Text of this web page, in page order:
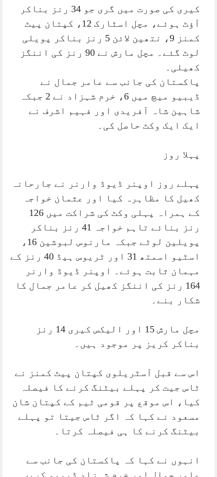
کیری کی صورت میں گری جو 34 رنز بناکر
آؤٹ ہوئے، مچل اسٹارک 12، کپتان پیٹ
کمنز 9، نتھین لائن 5 رنز بناکر پویلی
لوٹ گئے۔ مچل مارش نے 90 رنز کی اننگز
کھیلی۔
پاکستان کی جانب سے عامر جمال نے
ڈیبیو میچ میں 6، خرم شہزاد نے 2 جبکہ
شاہین شاہ آفریدی اور فہیم اشرف نے
ایک ایک وکٹ حاصل کی۔
پہلا روز
پہلے روز اوپنر ڈیوڈ وارنر نے جارحانہ
کھیل کا مظاہرہ کیا اور عثمان خواجہ
کے ہمراہ پہلی وکٹ کی شراکت میں 126
رنز بنائے تاہم خواجہ 41 رنز بناکر
پویلین لوٹے جبکہ مارنوس لبوشین 16،
اسٹیو اسمتھ 31 اور ٹریوس ہیڈ 40 رنز کے
مہمان ثابت ہوئے۔ اوپنر ڈیوڈ وارنر
164 رنز کی اننگز کھیل کر عامر جمال کا
شکار بنے۔
مچل مارش 15 اور الیکس کیری 14 رنز
بناکر کریز پر موجود ہیں۔
اس سے قبل آسٹریلوی کپتان پیٹ کمنز نے
ٹاس جیت کر پہلے بیٹنگ کرنے کا فیصلہ
کیا، اس موقع پر قومی ٹیم کے کپتان شان
مسعود نے کہا کہ اگر ٹاس جیتا تو پہلے
بیٹنگ کرنے کا ہی فیصلہ کرتا۔
انہوں نے کہا کہ پاکستان کی جانب سے
عامر جمال اور خرم شہزاد ڈیبیو کریں